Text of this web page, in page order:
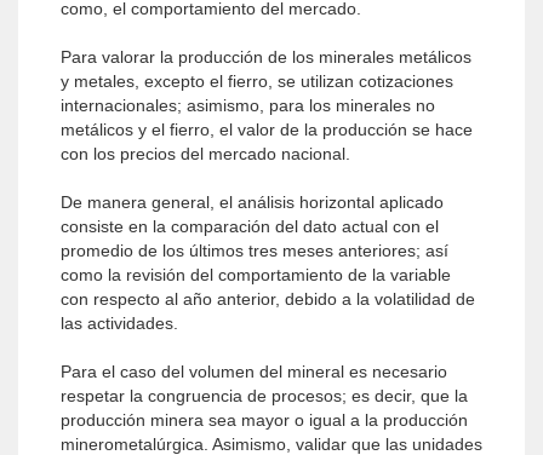
como, el comportamiento del mercado.
Para valorar la producción de los minerales metálicos
y metales, excepto el fierro, se utilizan cotizaciones
internacionales; asimismo, para los minerales no
metálicos y el fierro, el valor de la producción se hace
con los precios del mercado nacional.
De manera general, el análisis horizontal aplicado
consiste en la comparación del dato actual con el
promedio de los últimos tres meses anteriores; así
como la revisión del comportamiento de la variable
con respecto al año anterior, debido a la volatilidad de
las actividades.
Para el caso del volumen del mineral es necesario
respetar la congruencia de procesos; es decir, que la
producción minera sea mayor o igual a la producción
minerometalúrgica. Asimismo, validar que las unidades